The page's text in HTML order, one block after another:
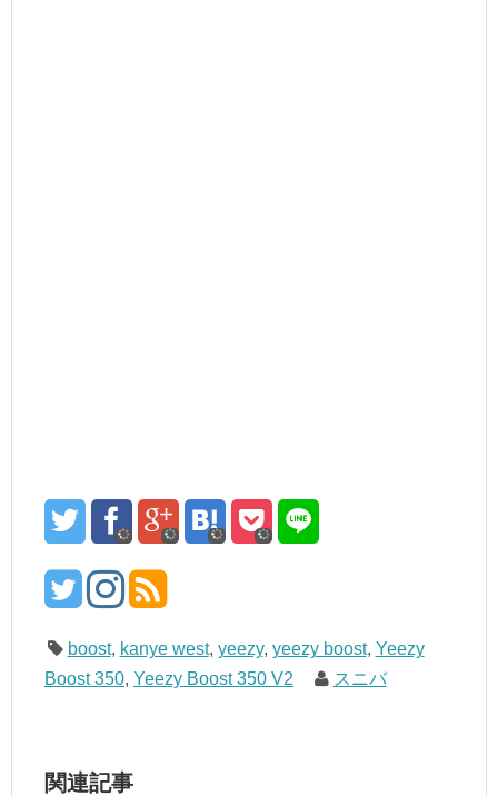
boost, kanye west, yeezy, yeezy boost, Yeezy
Boost 350, Yeezy Boost 350 V2 スニバ
関連記事